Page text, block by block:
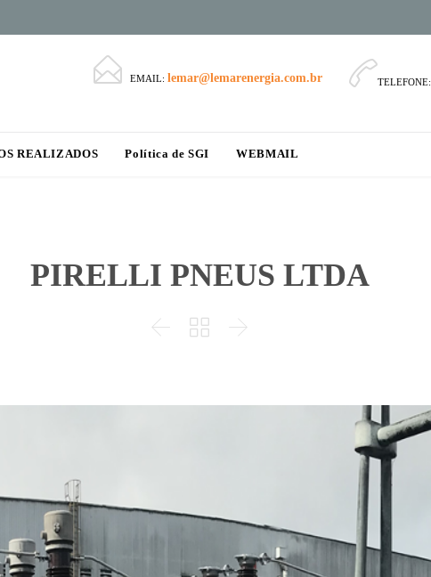
 EMAIL: lemar@lemarenergia.com.br TELEFONE:
to
REALIZADOS Política de SGI WEBMAIL
PIRELLI PNEUS LTDA
  